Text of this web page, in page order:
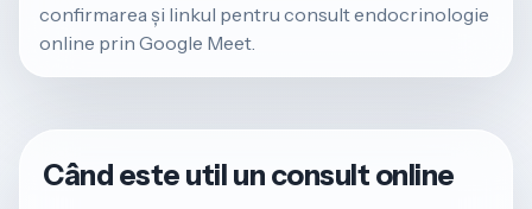
confirmarea și linkul pentru consult endocrinologie
online prin Google Meet.
Când este util un consult online